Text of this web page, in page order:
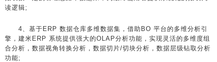
读逻辑;
4、基于ERP 数据仓库多维数据集，借助BO 平台的多维分析引
擎，建米ERP 系统提供强大的OLAP分析功能，实现灵活的多维度组
合分析，数据视角转换分析，数据切片/切块分析，数据层级钻取分析
功能;